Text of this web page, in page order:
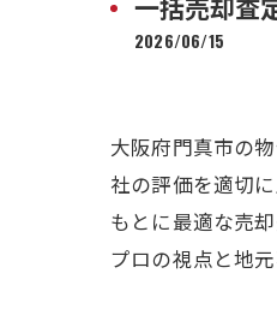
2026/06/15
大阪府門真市の
社の評価を適切
もとに最適な売
プロの視点と地